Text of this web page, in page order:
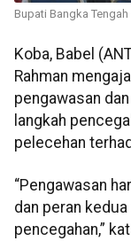
Bupati Bangka
Koba, Babel
Rahman
pengawasan
langkah
pelecehan
“Pengawasan
dan peran
pencegahan,”